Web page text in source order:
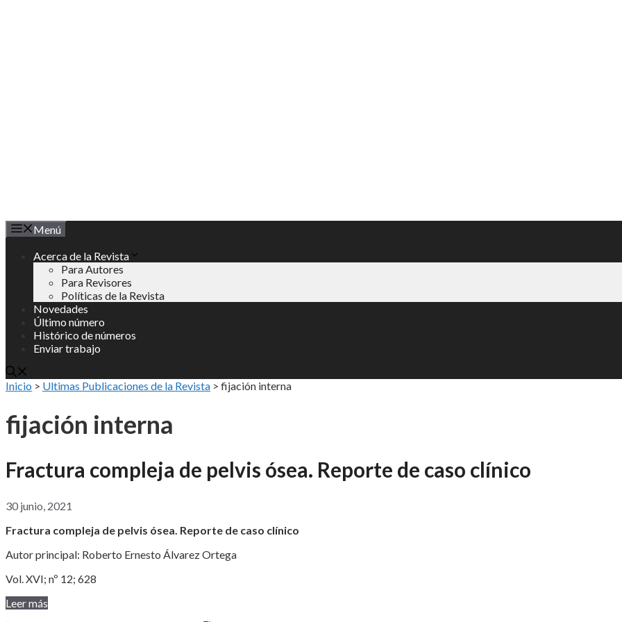
Menú
Acerca de la Revista
Para Autores
Para Revisores
Políticas de la Revista
Novedades
Último número
Histórico de números
Enviar trabajo
Inicio > Ultimas Publicaciones de la Revista > fijación interna
fijación interna
Fractura compleja de pelvis ósea. Reporte de caso clínico
30 junio, 2021
Fractura compleja de pelvis ósea. Reporte de caso clínico
Autor principal: Roberto Ernesto Álvarez Ortega
Vol. XVI; nº 12; 628
Leer más